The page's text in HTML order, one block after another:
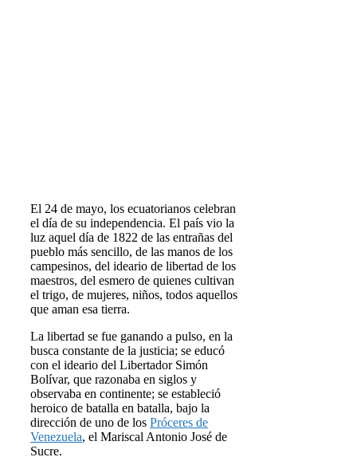
El 24 de mayo, los ecuatorianos celebran
el día de su independencia. El país vio la
luz aquel día de 1822 de las entrañas del
pueblo más sencillo, de las manos de los
campesinos, del ideario de libertad de los
maestros, del esmero de quienes cultivan
el trigo, de mujeres, niños, todos aquellos
que aman esa tierra.
La libertad se fue ganando a pulso, en la
busca constante de la justicia; se educó
con el ideario del Libertador Simón
Bolívar, que razonaba en siglos y
observaba en continente; se estableció
heroico de batalla en batalla, bajo la
dirección de uno de los Próceres de
Venezuela, el Mariscal Antonio José de
Sucre.